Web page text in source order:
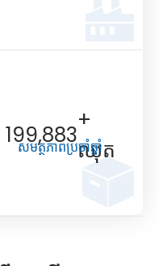
200,000
+
ឈុត
សមត្ថភាពប្រចាំឆ្នាំ